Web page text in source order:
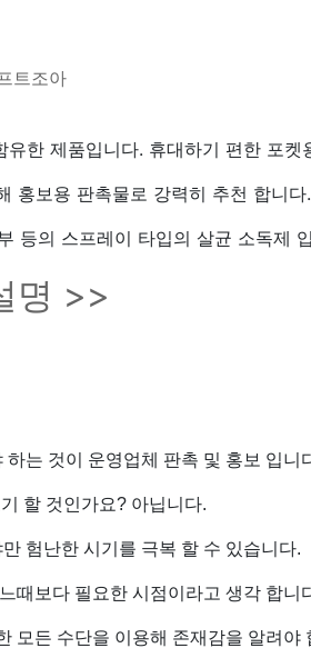
트조아
한 제품입니다. 휴대하기 편한 포켓
홍보용 판촉물로 강력히 추천 합니다.
등의 스프레이 타입의 살균 소독제
명 >>
는 것이 운영업체 판촉 및 홍보 입니
할 것인가요? 아닙니다.
험난한 시기를 극복 할 수 있습니다.
때보다 필요한 시점이라고 생각 합니
모든 수단을 이용해 존재감을 알려야